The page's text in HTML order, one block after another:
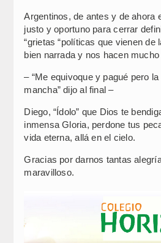
Argentinos, de antes y de ahora
justo y oportuno para cerrar
“grietas “políticas que vienen de
bien narrada y nos hacen mucho
– “Me equivoque y pagué pero
mancha” dijo al final –
Diego, “Ídolo” que Dios te
inmensa Gloria, perdone tus
vida eterna, allá en el cielo.
Gracias por darnos tantas
maravilloso.